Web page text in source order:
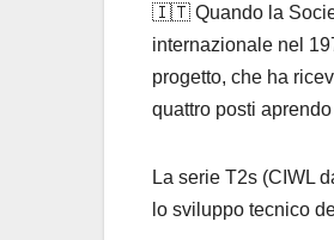
🇮🇹 Quando la
internazionale nel
progetto, che ha
quattro posti
La serie T2s (CIWL
lo sviluppo tecnico